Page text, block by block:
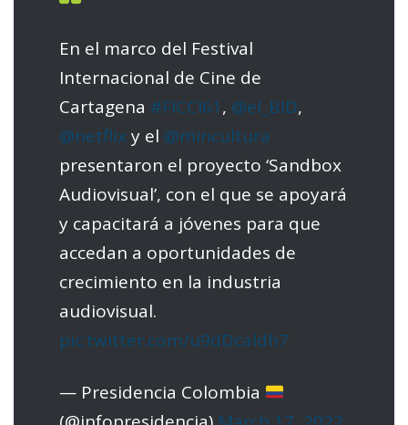
En el marco del Festival
Internacional de Cine de
Cartagena #FICCI61, @el_BID,
@netflix y el @mincultura
presentaron el proyecto ‘Sandbox
Audiovisual’, con el que se apoyará
y capacitará a jóvenes para que
accedan a oportunidades de
crecimiento en la industria
audiovisual.
pic.twitter.com/u9dDcaldh7
— Presidencia Colombia